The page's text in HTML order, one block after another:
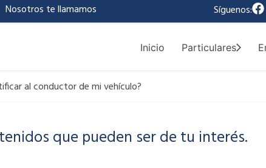
Nosotros te llamamos Síguenos: F
a
e
b
Inicio Particulares
al conductor de mi vehículo?
que pueden ser de tu interés.